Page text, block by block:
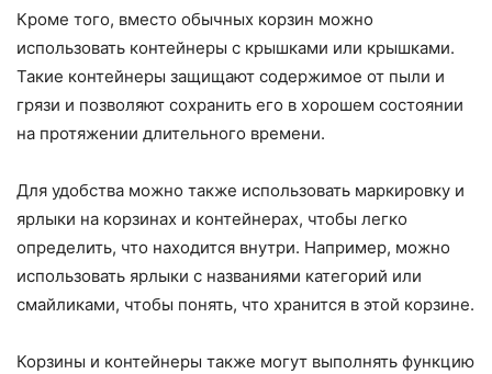
Кроме того, вместо обычных корзин можно
использовать контейнеры с крышками или крышками.
Такие контейнеры защищают содержимое от пыли и
грязи и позволяют сохранить его в хорошем состоянии
на протяжении длительного времени.
Для удобства можно также использовать маркировку и
ярлыки на корзинах и контейнерах, чтобы легко
определить, что находится внутри. Например, можно
использовать ярлыки с названиями категорий или
смайликами, чтобы понять, что хранится в этой корзине.
Корзины и контейнеры также могут выполнять функцию